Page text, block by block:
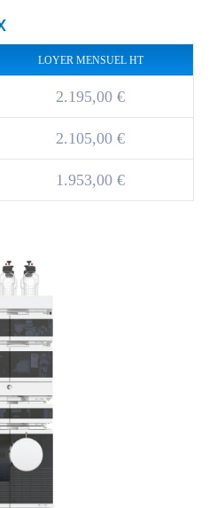
LOYER MENSUEL HT
2.195,00 €
2.105,00 €
1.953,00 €